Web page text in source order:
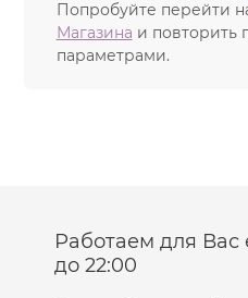
Попробуйте перейти
Магазина и повторить
параметрами.
Работаем для
до 22:00